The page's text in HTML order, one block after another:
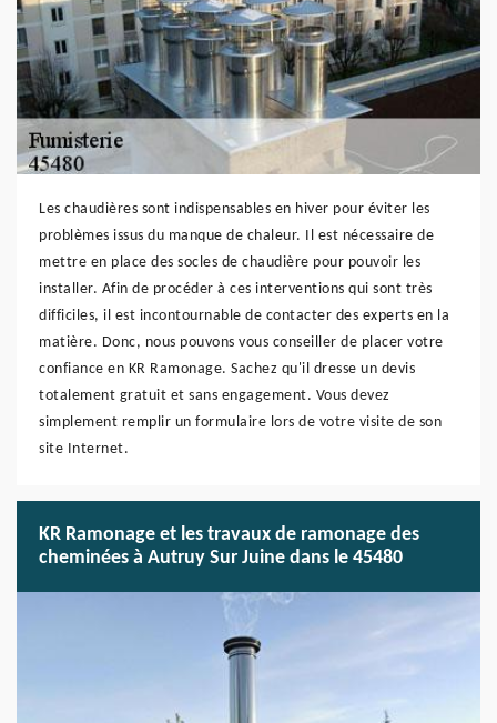
Les chaudières sont indispensables en hiver pour éviter les
problèmes issus du manque de chaleur. Il est nécessaire de
mettre en place des socles de chaudière pour pouvoir les
installer. Afin de procéder à ces interventions qui sont très
difficiles, il est incontournable de contacter des experts en la
matière. Donc, nous pouvons vous conseiller de placer votre
confiance en KR Ramonage. Sachez qu'il dresse un devis
totalement gratuit et sans engagement. Vous devez
simplement remplir un formulaire lors de votre visite de son
site Internet.
KR Ramonage et les travaux de ramonage des
cheminées à Autruy Sur Juine dans le 45480